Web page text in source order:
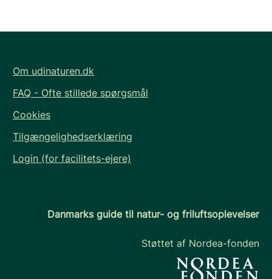
Om udinaturen.dk
FAQ - Ofte stillede spørgsmål
Cookies
Tilgængelighedserklæring
Login (for facilitets-ejere)
Danmarks guide til natur- og friluftsoplevelser
Støttet af Nordea-fonden